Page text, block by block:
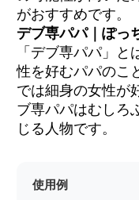
がおすすめです。
デブ専パパ｜ぽっ
「デブ専パパ」
性を好むパパのこ
では細身の女性が
ブ専パパはむしろ
じる人物です。
使用例